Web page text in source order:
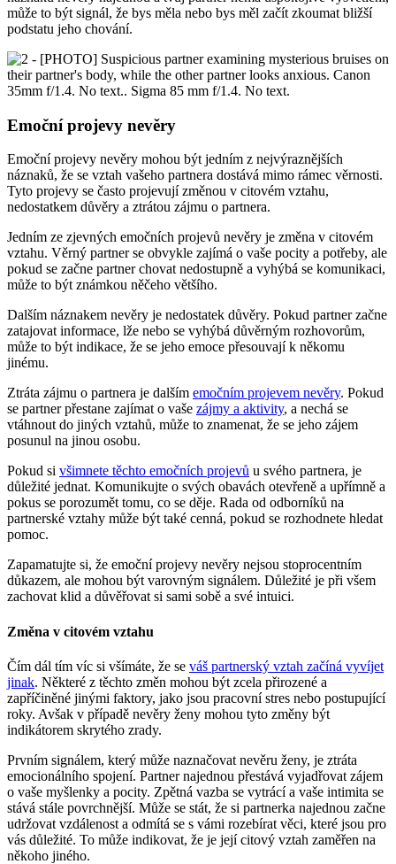
může to být signál, že bys měla nebo bys měl začít zkoumat bližší
podstatu jeho chování.
Emoční projevy nevěry
Emoční projevy nevěry mohou být jedním z nejvýraznějších
náznaků, že se vztah vašeho partnera dostává mimo rámec věrnosti.
Tyto projevy se často projevují změnou v citovém vztahu,
nedostatkem důvěry a ztrátou zájmu o partnera.
Jedním ze zjevných emočních projevů nevěry je změna v citovém
vztahu. Věrný partner se obvykle zajímá o vaše pocity a potřeby, ale
pokud se začne partner chovat nedostupně a vyhýbá se komunikaci,
může to být známkou něčeho většího.
Dalším náznakem nevěry je nedostatek důvěry. Pokud partner začne
zatajovat informace, lže nebo se vyhýbá důvěrným rozhovorům,
může to být indikace, že se jeho emoce přesouvají k někomu
jinému.
Ztráta zájmu o partnera je dalším emočním projevem nevěry. Pokud
se partner přestane zajímat o vaše zájmy a aktivity, a nechá se
vtáhnout do jiných vztahů, může to znamenat, že se jeho zájem
posunul na jinou osobu.
Pokud si všimnete těchto emočních projevů u svého partnera, je
důležité jednat. Komunikujte o svých obavách otevřeně a upřímně a
pokus se porozumět tomu, co se děje. Rada od odborníků na
partnerské vztahy může být také cenná, pokud se rozhodnete hledat
pomoc.
Zapamatujte si, že emoční projevy nevěry nejsou stoprocentním
důkazem, ale mohou být varovným signálem. Důležité je při všem
zachovat klid a důvěřovat si sami sobě a své intuici.
Změna v citovém vztahu
Čím dál tím víc si všímáte, že se váš partnerský vztah začíná vyvíjet
jinak. Některé z těchto změn mohou být zcela přirozené a
zapříčiněné jinými faktory, jako jsou pracovní stres nebo postupující
roky. Avšak v případě nevěry ženy mohou tyto změny být
indikátorem skrytého zrady.
Prvním signálem, který může naznačovat nevěru ženy, je ztráta
emocionálního spojení. Partner najednou přestává vyjadřovat zájem
o vaše myšlenky a pocity. Zpětná vazba se vytrácí a vaše intimita se
stává stále povrchnější. Může se stát, že si partnerka najednou začne
udržovat vzdálenost a odmítá se s vámi rozebírat věci, které jsou pro
vás důležité. To může indikovat, že je její citový vztah zaměřen na
někoho jiného.